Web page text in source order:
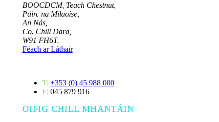
BOOCDCM, Teach Chestnut,
Páirc na Mílaoise,
An Nás,
Co. Chill Dara,
W91 FH6T.
Féach ar Láthair
T: +353 (0) 45 988 000
F: 045 879 916
OIFIG CHILL MHANTÁIN